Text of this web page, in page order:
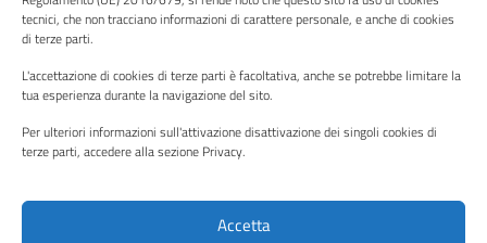
tecnici, che non tracciano informazioni di carattere personale, e anche di cookies
di terze parti.
L'accettazione di cookies di terze parti è facoltativa, anche se potrebbe limitare la
tua esperienza durante la navigazione del sito.
Per ulteriori informazioni sull'attivazione disattivazione dei singoli cookies di
terze parti, accedere alla sezione Privacy.
Accetta
Note legali
Piano di miglioramento del sito
Instagram